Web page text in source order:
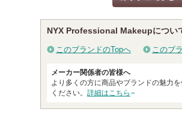
NYX Professional Makeupについ
このブランドのTopへ このブ
メーカー関係者の皆様へ
より多くの方に商品やブランドの魅力
ください。 詳細はこちら